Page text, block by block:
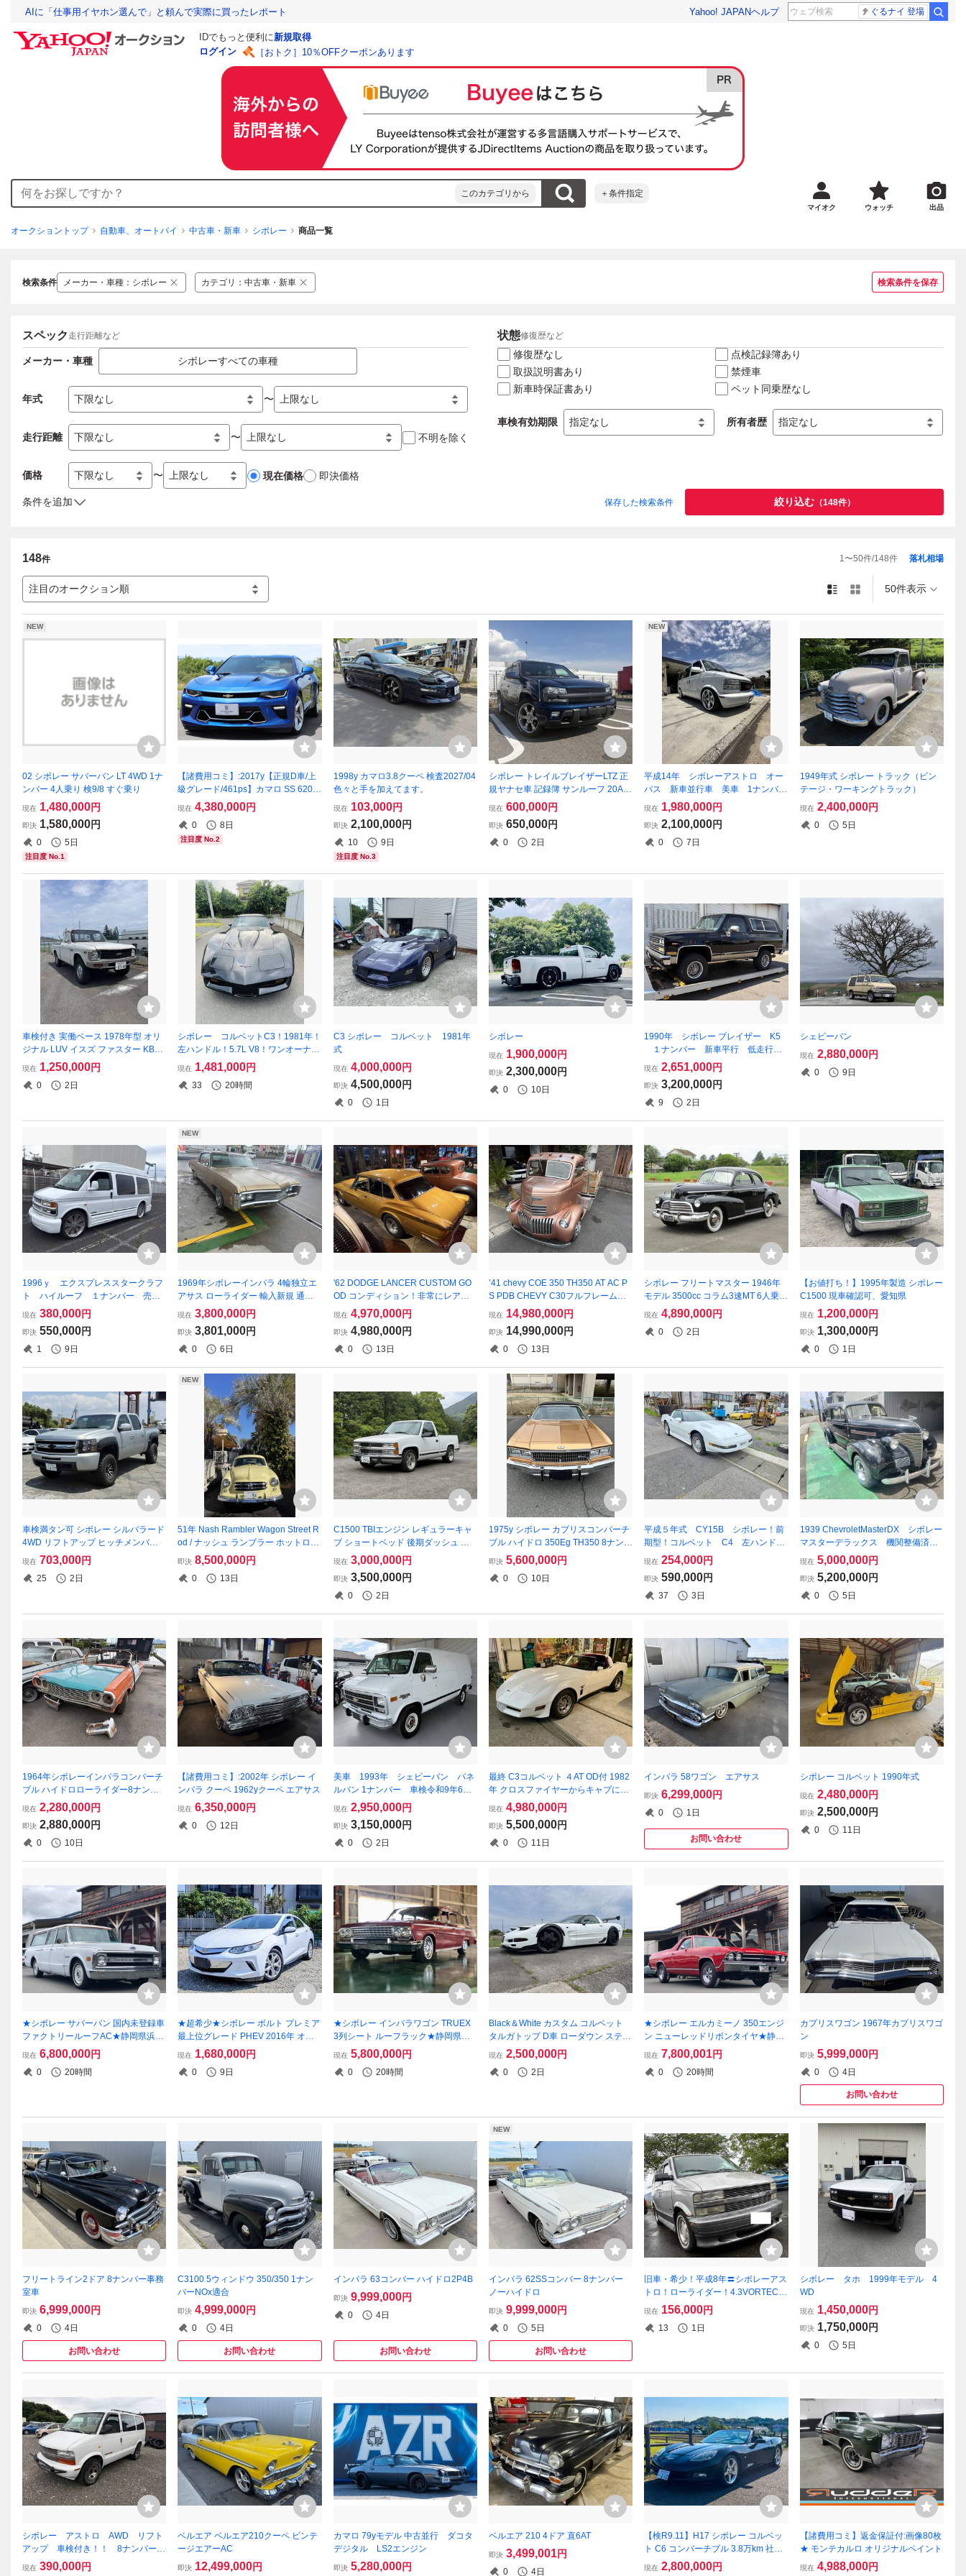
AIに「仕事用イヤホン選んで」と頼んで実際に買ったレポート Yahoo! JAPANヘルプ ぐるナイ 登場
IDでもっと便利に新規取得
ログイン
［おトク］10％OFFクーポンあります
このカテゴリから ＋条件指定
マイオク ウォッチ 出品
オークショントップ 自動車、オートバイ 中古車・新車 シボレー 商品一覧
検索条件 メーカー・車種 ： シボレー カテゴリ ： 中古車・新車 検索条件を保存
スペック 走行距離など
メーカー・車種 シボレーすべての車種
年式 〜
走行距離 〜 不明を除く
価格 〜 現在価格 即決価格
状態修復歴など
修復歴なし
点検記録簿あり
取扱説明書あり
禁煙車
新車時保証書あり
ペット同乗歴なし
車検有効期限 所有者歴
条件を追加 保存した検索条件 絞り込む（148件）
148件 1〜50件/148件
注目のオークション順
落札相場
50件表示
NEW
02 シボレー サバーバン LT 4WD 1ナ
ンバー 4人乗り 検9/8 すぐ乗り
現在 1,480,000円
即決 1,580,000円
0 5日
注目度 No.1
【諸費用コミ】:2017y【正規D車/上
級グレード/461ps】カマロ SS 6200
cc NAエンジン搭載 ブラウンレザー/
20AW/BOSE
現在 4,380,000円
0 8日
注目度 No.2
1998y カマロ3.8クーペ 検査2027/04
色々と手を加えてます。
現在 103,000円
即決 2,100,000円
10 9日
注目度 No.3
シボレー トレイルブレイザーLTZ 正
規ヤナセ車 記録簿 サンルーフ 20AW
新品タイヤ 車検R9.4
現在 600,000円
即決 650,000円
0 2日
NEW
平成14年 シボレーアストロ オー
パス 新車並行車 美車 1ナンバ
ー ヒッチ付。20インチアルミ。ロ
ーダウン。10万キロ台。希少車。
現在 1,980,000円
即決 2,100,000円
0 7日
1949年式 シボレー トラック（ビン
テージ・ワーキングトラック）
現在 2,400,000円
0 5日
車検付き 実働ベース 1978年型 オリ
ジナル LUV イスズ ファスター KB20
G180エンジン 車検付き 4ナンバー
現在 1,250,000円
0 2日
シボレー コルベットC3！1981年！
左ハンドル！5.7L V8！ワンオーナ
ー！サンルーフ！一時抹消書類有
り！
現在 1,481,000円
33 20時間
C3 シボレー コルベット 1981年
式
現在 4,000,000円
即決 4,500,000円
0 1日
シボレー
現在 1,900,000円
即決 2,300,000円
0 10日
1990年 シボレー ブレイザー K5
１ナンバー 新車平行 低走行
車検付き
現在 2,651,000円
即決 3,200,000円
9 2日
シェビーバン
現在 2,880,000円
0 9日
1996ｙ エクスプレススタークラフ
ト ハイルーフ １ナンバー 売り
現在 380,000円
即決 550,000円
1 9日
NEW
1969年シボレーインパラ 4輪独立エ
アサス ローライダー 輸入新規 通関
証 予備検査渡し
現在 3,800,000円
即決 3,801,000円
0 6日
'62 DODGE LANCER CUSTOM GO
OD コンディション！非常にレアな
車両です！！
現在 4,970,000円
即決 4,980,000円
0 13日
’41 chevy COE 350 TH350 AT AC P
S PDB CHEVY C30フルフレーム使
用 全長5m 全幅2.2m 前高2.4m
現在 14,980,000円
即決 14,990,000円
0 13日
シボレー フリートマスター 1946年
モデル 3500cc コラム3速MT 6人乗り
左ハンドル
現在 4,890,000円
0 2日
【お値打ち！】1995年製造 シボレー
C1500 現車確認可、愛知県
現在 1,200,000円
即決 1,300,000円
0 1日
車検満タン可 シボレー シルバラード
4WD リフトアップ ヒッチメンバー
オーバーフェンダー 下取り ローン 0
現在 703,000円
25 2日
NEW
51年 Nash Rambler Wagon Street R
od / ナッシュ ランブラー ホットロッ
ド ビンテージ ハーレー ナックルパ
ン 50'sベルエア シューボックス
即決 8,500,000円
0 13日
C1500 TBIエンジン レギュラーキャ
ブ ショートベッド 後期ダッシュ デ
ィスプレイオーディオ ベッドライナ
ー 牽引 自動車税・リサイクル券込
現在 3,000,000円
即決 3,500,000円
0 2日
1975y シボレー カプリスコンバーチ
ブル ハイドロ 350Eg TH350 8ナンバ
ー事務室 ローライダー 車検満タン令
和10年6月まで 現車確認歓迎
即決 5,600,000円
0 10日
平成５年式 CY15B シボレー！前
期型！コルベット C4 左ハンド
ル 不動車 鍵なし 書類付き
現在 254,000円
即決 590,000円
37 3日
1939 ChevroletMasterDX シボレー
マスターデラックス 機関整備済
み 国内未登録 12V 5穴 最高のベ
ース車機関絶好調です
現在 5,000,000円
即決 5,200,000円
0 5日
1964年シボレーインパラコンバーチ
ブル ハイドロローライダー8ナンバ
ーカプリスベルエアキャデラック
現在 2,280,000円
即決 2,880,000円
0 10日
【諸費用コミ】:2002年 シボレー イ
ンパラ クーペ 1962yクーペ エアサス
現在 6,350,000円
0 12日
美車 1993年 シェビーバン パネ
ルバン 1ナンバー 車検令和9年6
月 9インチフローティングナビ バ
ックカメラ ドラレコ
現在 2,950,000円
即決 3,150,000円
0 2日
最終 C3コルベット ４AT OD付 1982
年 クロスファイヤーからキャブに変
更
現在 4,980,000円
即決 5,500,000円
0 11日
インパラ 58ワゴン エアサス
即決 6,299,000円
0 1日
お問い合わせ
シボレー コルベット 1990年式
現在 2,480,000円
即決 2,500,000円
0 11日
★シボレー サバーバン 国内未登録車
ファクトリールーフAC★静岡県浜松
市★中古車
現在 6,800,000円
0 20時間
★超希少★シボレー ボルト プレミア
最上位グレード PHEV 2016年 オー
トチェック済2.9万km実走行！ R10
年7月までの車検付き国内未導入車！
現在 1,680,000円
0 9日
★シボレー インパラワゴン TRUEX
3列シート ルーフラック★静岡県浜
松市★中古車
現在 5,800,000円
0 20時間
Black＆White カスタム コルベット
タルガトップ D車 ローダウン ステン
マフラー 19ホイール Fリップ GTウ
ィング レーシングドアミラー
現在 2,500,000円
0 2日
★シボレー エルカミーノ 350エンジ
ン ニューレッドリボンタイヤ★静岡
県浜松市★中古車
現在 7,800,001円
0 20時間
カプリスワゴン 1967年カプリスワゴ
ン
即決 5,999,000円
0 4日
お問い合わせ
フリートライン2ドア 8ナンバー事務
室車
即決 6,999,000円
0 4日
お問い合わせ
C3100 5ウィンドウ 350/350 1ナン
バーNOx適合
即決 4,999,000円
0 4日
お問い合わせ
インパラ 63コンバー ハイドロ2P4B
即決 9,999,000円
0 4日
お問い合わせ
NEW
インパラ 62SSコンバー 8ナンバー
ノーハイドロ
即決 9,999,000円
0 5日
お問い合わせ
旧車・希少！平成8年〓シボレーアス
トロ！ローライダー！4.3VORTEC！
キャンピング登録！8ナンバー登録！
左ハンドル！8人乗り！コラムシフト
現在 156,000円
13 1日
シボレー タホ 1999年モデル 4
WD
現在 1,450,000円
即決 1,750,000円
0 5日
シボレー アストロ AWD リフト
アップ 車検付き！！ 8ナンバー車
いす移動車 キット欠品 最終出
現在 390,000円
ベルエア ベルエア210クーペ ビンテ
ージエアーAC
即決 12,499,000円
カマロ 79yモデル 中古並行 ダコタ
デジタル LS2エンジン
即決 5,280,000円
ベルエア 210 4ドア 直6AT
即決 3,499,001円
0 4日
【検R9.11】H17 シボレー コルベッ
ト C6 コンバーチブル 3.8万km 社外
マフラー
現在 2,800,000円
【諸費用コミ】返金保証付:画像80枚
★ モンテカルロ オリジナルペイント
現在 4,988,000円